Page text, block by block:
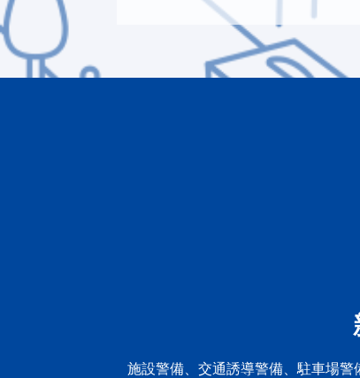
施設警備、交通誘導警備、駐車場警